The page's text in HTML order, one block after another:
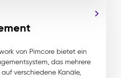
von Pimcore bietet ein
das mehrere
verschiedene Kanäle,